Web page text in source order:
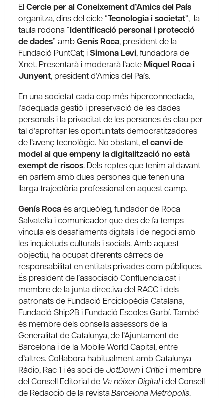
ElCercle per al Coneixement d’Amics del País
organitza, dins del cicle “Tecnologia i societat”, la
taula rodona “Identificació personal i protecció
de dades” ambGenís Roca, president de la
Fundació PuntCat; iSimona Levi, fundadora de
Xnet. Presentarà i moderarà l’acte Miquel Roca i
Junyent, president d’Amics del País.
En una societat cada cop més hiperconnectada,
l’adequada gestió i preservació de les dades
personals i la privacitat de les persones és clau per
tal d’aprofitar les oportunitats democratitzadores
de l’avenç tecnològic. No obstant,el canvi de
model al que empeny la digitalització no està
exempt de riscos. Dels reptes que tenim al davant
en parlem amb dues persones que tenen una
llarga trajectòria professional en aquest camp.
Genís Rocaés arqueòleg, fundador de Roca
Salvatella i comunicador que des de fa temps
vincula els desafiaments digitals i de negoci amb
les inquietuds culturals i socials. Amb aquest
objectiu, ha ocupat diferents càrrecs de
responsabilitat en entitats privades com públiques.
És president de l’associació Confluencia.cat i
membre de la junta directiva del RACC i dels
patronats de Fundació Enciclopèdia Catalana,
Fundació Ship2B i Fundació Escoles Garbí. També
és membre dels consells assessors de la
Generalitat de Catalunya, de l’Ajuntament de
Barcelona i de la Mobile World Capital, entre
d’altres. Col·labora habitualment amb Catalunya
Ràdio, Rac 1 i és soci de JotDown i Crític i membre
del Consell Editorial de Va néixer Digitali del Consell
de Redacció de la revista Barcelona Metròpolis.